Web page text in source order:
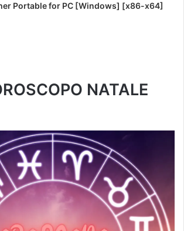
Portable for PC [Windows] [x86-x64]
NATALE